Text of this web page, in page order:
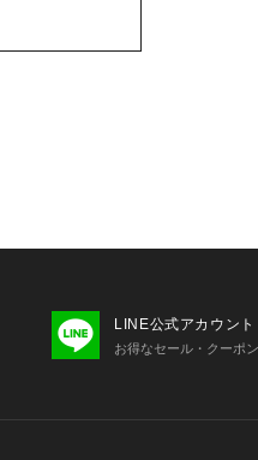
LINE公式アカウント
お得なセール・クーポ